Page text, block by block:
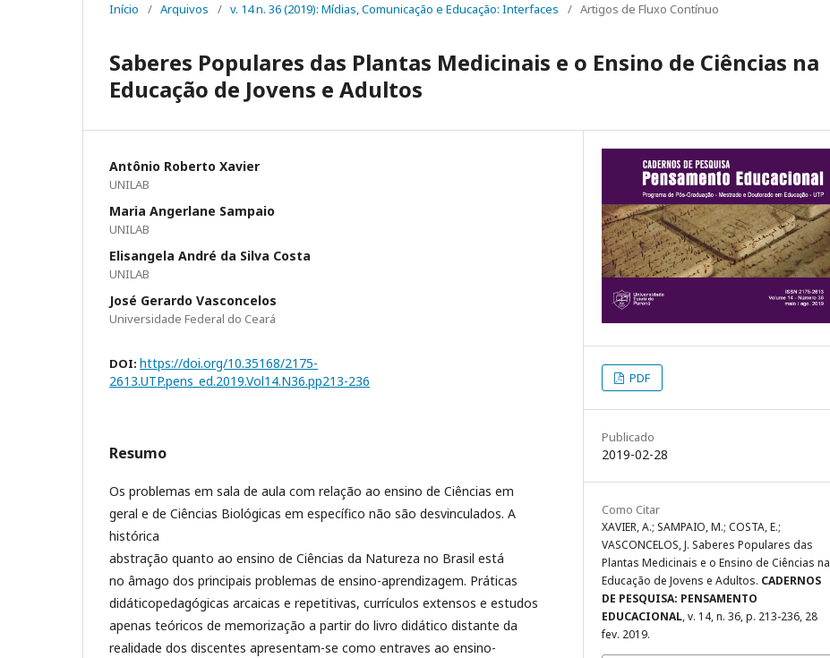
Início / Arquivos / v. 14 n. 36 (2019): Mídias, Comunicação e Educação: Interfaces / Artigos de Fluxo Contínuo
Saberes Populares das Plantas Medicinais e o Ensino de Ciências na
Educação de Jovens e Adultos
Antônio Roberto Xavier
UNILAB
Maria Angerlane Sampaio
UNILAB
Elisangela André da Silva Costa
UNILAB
José Gerardo Vasconcelos
Universidade Federal do Ceará
DOI: https://doi.org/10.35168/2175-
2613.UTP.pens_ed.2019.Vol14.N36.pp213-236
Resumo
Os problemas em sala de aula com relação ao ensino de Ciências em
geral e de Ciências Biológicas em específico não são desvinculados. A
histórica
abstração quanto ao ensino de Ciências da Natureza no Brasil está
no âmago dos principais problemas de ensino-aprendizagem. Práticas
didáticopedagógicas arcaicas e repetitivas, currículos extensos e estudos
apenas teóricos de memorização a partir do livro didático distante da
realidade dos discentes apresentam-se como entraves ao ensino-
PDF
Publicado
2019-02-28
Como Citar
XAVIER, A.; SAMPAIO, M.; COSTA, E.;
VASCONCELOS, J. Saberes Populares das
Plantas Medicinais e o Ensino de Ciências na
Educação de Jovens e Adultos. CADERNOS
DE PESQUISA: PENSAMENTO
EDUCACIONAL, v. 14, n. 36, p. 213-236, 28
fev. 2019.